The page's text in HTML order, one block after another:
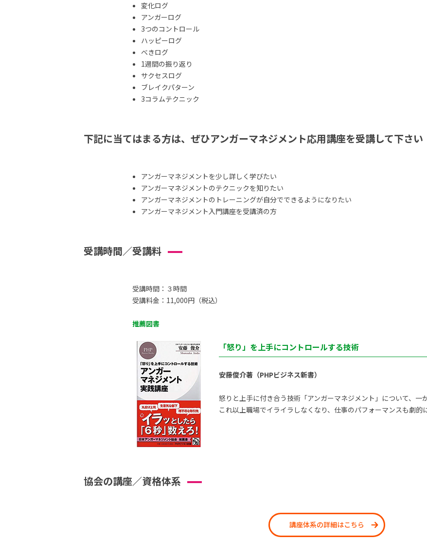
変化ログ
アンガーログ
3つのコントロール
ハッピーログ
べきログ
1週間の振り返り
サクセスログ
ブレイクパターン
3コラムテクニック
下記に当てはまる方は、ぜひアンガーマネジメント応用講座を受講して下さい
アンガーマネジメントを少し詳しく学びたい
アンガーマネジメントのテクニックを知りたい
アンガーマネジメントのトレーニングが自分でできるようになりたい
アンガーマネジメント入門講座を受講済の方
受講時間／受講料
受講時間：３時間
受講料金：11,000円（税込）
推薦図書
「怒り」を上手にコントロールする技術
安藤俊介著（PHPビジネス新書）
怒りと上手に付き合う技術「アンガーマネジメント」について、一
これ以上職場でイライラしなくなり、仕事のパフォーマンスも劇的
協会の講座／資格体系
講座体系の詳細はこちら